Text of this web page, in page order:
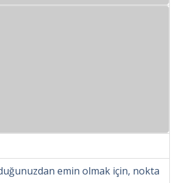
emin olmak için, nokta